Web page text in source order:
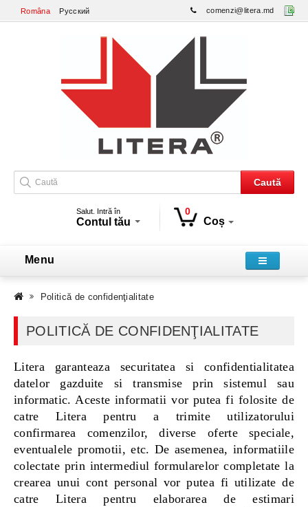
Româna Русский comenzi@litera.md
Caută
Salut. Intră în
Contul tău
0
Coș
Menu
Politică de confidenţialitate
POLITICĂ DE CONFIDENŢIALITATE
Litera garanteaza securitatea si confidentialitatea
datelor gazduite si transmise prin sistemul sau
informatic. Aceste informatii vor putea fi folosite de
catre Litera pentru a trimite utilizatorului
confirmarea comenzilor, diverse oferte speciale,
eventualele promotii, etc. De asemenea, informatiile
colectate prin intermediul formularelor completate la
crearea unui cont personal vor putea fi utilizate de
catre Litera pentru elaborarea de estimari